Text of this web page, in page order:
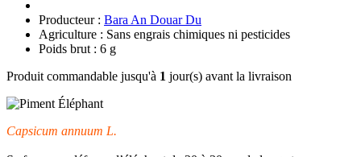
Producteur : Bara An Douar Du
Agriculture : Sans engrais chimiques ni pesticides
Poids brut : 6 g
Produit commandable jusqu'à 1 jour(s) avant la livraison
Capsicum annuum L.